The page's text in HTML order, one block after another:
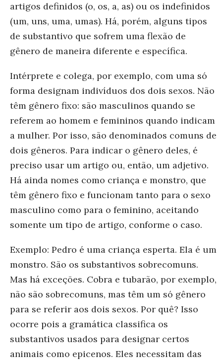
artigos definidos (o, os, a, as) ou os indefinidos
(um, uns, uma, umas). Há, porém, alguns tipos
de substantivo que sofrem uma flexão de
gênero de maneira diferente e específica.
Intérprete e colega, por exemplo, com uma só
forma designam indivíduos dos dois sexos. Não
têm gênero fixo: são masculinos quando se
referem ao homem e femininos quando indicam
a mulher. Por isso, são denominados comuns de
dois gêneros. Para indicar o gênero deles, é
preciso usar um artigo ou, então, um adjetivo.
Há ainda nomes como criança e monstro, que
têm gênero fixo e funcionam tanto para o sexo
masculino como para o feminino, aceitando
somente um tipo de artigo, conforme o caso.
Exemplo: Pedro é uma criança esperta. Ela é um
monstro. São os substantivos sobrecomuns.
Mas há exceções. Cobra e tubarão, por exemplo,
não são sobrecomuns, mas têm um só gênero
para se referir aos dois sexos. Por quê? Isso
ocorre pois a gramática classifica os
substantivos usados para designar certos
animais como epicenos. Eles necessitam das